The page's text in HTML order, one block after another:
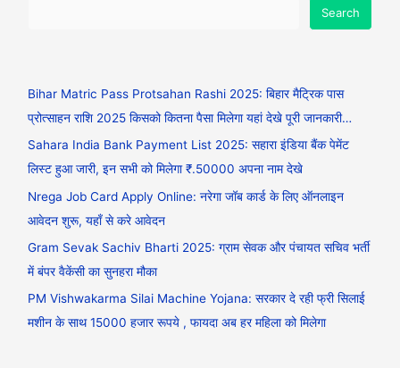
Search
Bihar Matric Pass Protsahan Rashi 2025: बिहार मैट्रिक पास
प्रोत्साहन राशि 2025 किसको कितना पैसा मिलेगा यहां देखे पूरी जानकारी…
Sahara India Bank Payment List 2025: सहारा इंडिया बैंक पेमेंट
लिस्ट हुआ जारी, इन सभी को मिलेगा ₹.50000 अपना नाम देखे
Nrega Job Card Apply Online: नरेगा जॉब कार्ड के लिए ऑनलाइन
आवेदन शुरू, यहाँ से करे आवेदन
Gram Sevak Sachiv Bharti 2025: ग्राम सेवक और पंचायत सचिव भर्ती
में बंपर वैकेंसी का सुनहरा मौका
PM Vishwakarma Silai Machine Yojana: सरकार दे रही फ्री सिलाई
मशीन के साथ 15000 हजार रूपये , फायदा अब हर महिला को मिलेगा